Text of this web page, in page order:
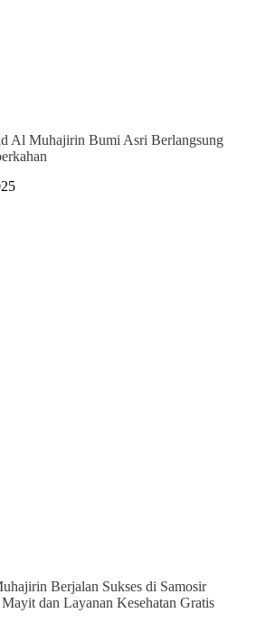
Al Muhajirin Bumi Asri Berlangsung
Berjalan Sukses di Samosir
dan Layanan Kesehatan Gratis